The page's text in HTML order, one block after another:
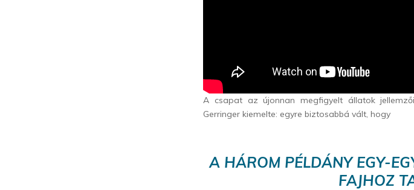
A csapat az újonnan megfigyelt állatok
Gerringer kiemelte: egyre biztosabbá vált, hogy
A HÁROM PÉLDÁNY EGY-
FAJHOZ